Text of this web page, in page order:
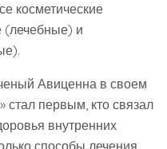
косметические
(лечебные) и
Авиценна в своем
стал первым, кто связал
внутренних